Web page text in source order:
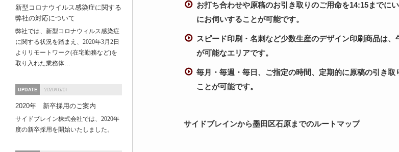
お打ち合わせや原稿のお引き取りのご用命を14:15までに
にお伺いすることが可能です。
スピード印刷・名刺など少数生産のデザイン印刷商品は
が可能なエリアです。
毎月・毎週・毎日、ご指定の時間、定期的に原稿の引き取
ことが可能です。
サイドブレインから墨田区石原までのルートマップ
新型コロナウイルス感染症に関する
弊社の対応について
弊社では、新型コロナウィルス感染症
に関する状況を踏まえ、2020年3月2日
よりリモートワーク(在宅勤務など)を
取り入れた業務体…
UPDATE 2020/03/01
2020年 新卒採用のご案内
サイドブレイン株式会社では、2020年
度の新卒採用を開始いたしました。